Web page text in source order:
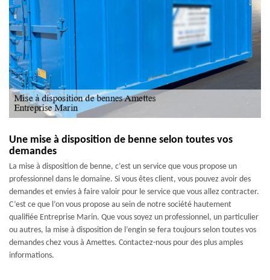
Une mise à disposition de benne selon toutes vos
demandes
La mise à disposition de benne, c’est un service que vous propose un
professionnel dans le domaine. Si vous êtes client, vous pouvez avoir des
demandes et envies à faire valoir pour le service que vous allez contracter.
C’est ce que l’on vous propose au sein de notre société hautement
qualifiée Entreprise Marin. Que vous soyez un professionnel, un particulier
ou autres, la mise à disposition de l’engin se fera toujours selon toutes vos
demandes chez vous à Amettes. Contactez-nous pour des plus amples
informations.